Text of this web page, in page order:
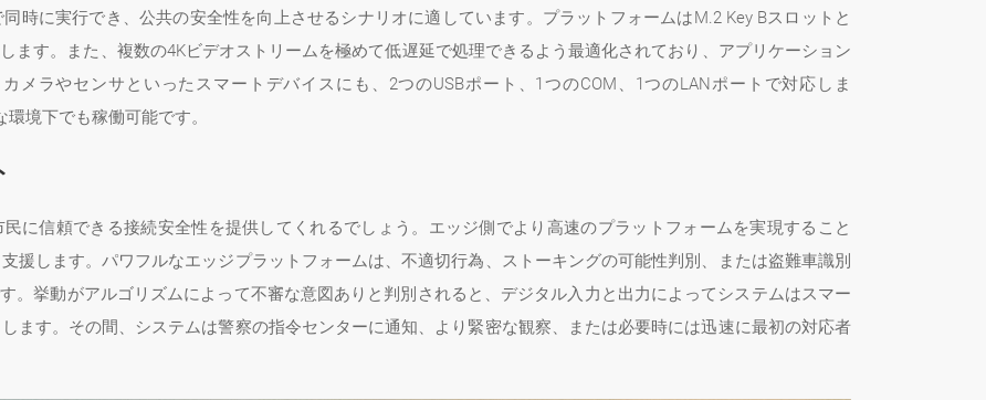
時に実行でき、公共の安全性を向上させるシナリオに適しています。プラットフォームはM.2 Key Bスロットと
ます。また、複数の4Kビデオストリームを極めて低遅延で処理できるよう最適化されており、アプリケーション
メラやセンサといったスマートデバイスにも、2つのUSBポート、1つのCOM、1つのLANポートで対応しま
境下でも稼働可能です。
に信頼できる接続安全性を提供してくれるでしょう。エッジ側でより高速のプラットフォームを実現すること
援します。パワフルなエッジプラットフォームは、不適切行為、ストーキングの可能性判別、または盗難車識別
。挙動がアルゴリズムによって不審な意図ありと判別されると、デジタル入力と出力によってシステムはスマー
ます。その間、システムは警察の指令センターに通知、より緊密な観察、または必要時には迅速に最初の対応者